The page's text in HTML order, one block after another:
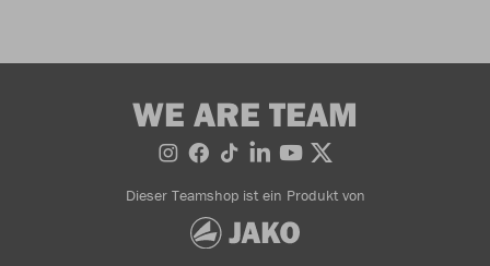
WE ARE TEAM
Dieser Teamshop ist ein Produkt von